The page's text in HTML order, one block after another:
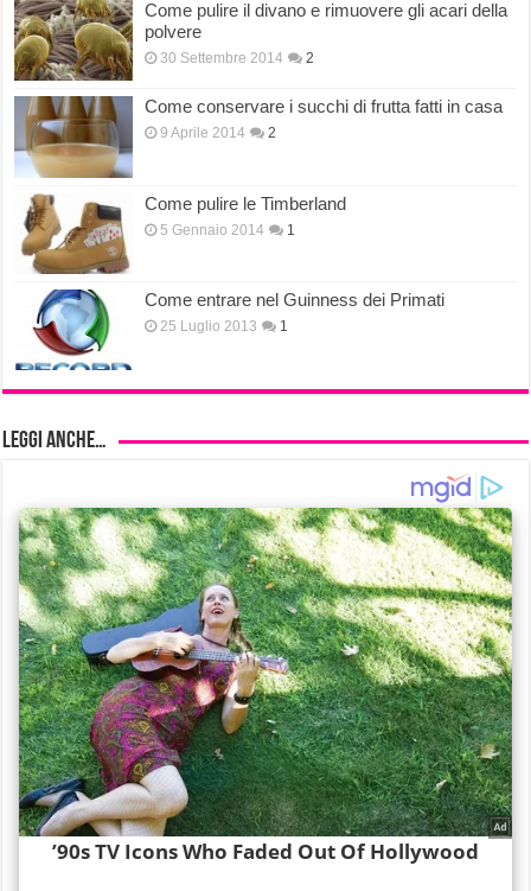
Come pulire il divano e rimuovere gli acari della
polvere
30 Settembre 2014 2
Come conservare i succhi di frutta fatti in casa
9 Aprile 2014 2
Come pulire le Timberland
5 Gennaio 2014 1
Come entrare nel Guinness dei Primati
25 Luglio 2013 1
Leggi anche…